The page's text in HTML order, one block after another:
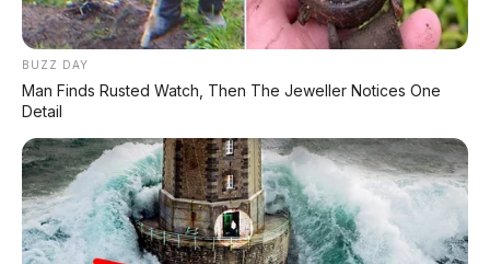
Kepala Samsat Soeta
Bandung, Buntut Warga
"Diprank" Aturan KTP!
Juta: Menteri Purbaya
Kecolongan, Ketua BGN:
"Sudah Terlanjur", Begini
Kronologinya
Tidak ada komentar:
BUZZ DAY
Man Finds Rusted Watch, Then The Jeweller Notices One
Detail